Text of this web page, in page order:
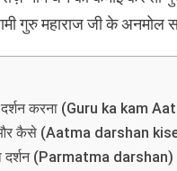
गुरु महाराज जी के अनमोल
करना (Guru ka kam
कैसे (Aatma darshan
दर्शन (Parmatma darshan)